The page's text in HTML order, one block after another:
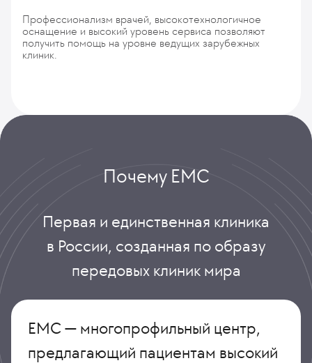
Профессионализм врачей, высокотехнологичное
оснащение и высокий уровень сервиса позволяют
получить помощь на уровне ведущих зарубежных
клиник.
Почему ЕМС
Первая и единственная клиника
в России, созданная по образу
передовых клиник мира
ЕМС — многопрофильный центр,
предлагающий пациентам высокий